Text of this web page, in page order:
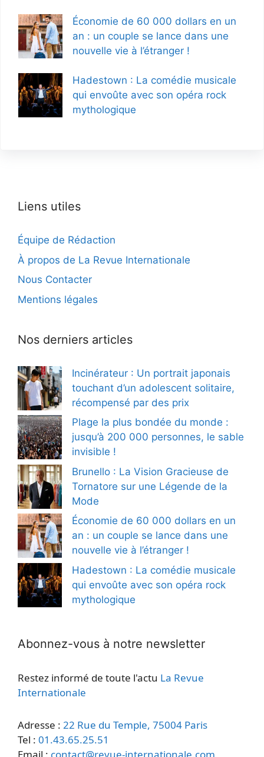
Économie de 60 000 dollars en un
an : un couple se lance dans une
nouvelle vie à l’étranger !
Hadestown : La comédie musicale
qui envoûte avec son opéra rock
mythologique
Liens utiles
Équipe de Rédaction
À propos de La Revue Internationale
Nous Contacter
Mentions légales
Nos derniers articles
Incinérateur : Un portrait japonais
touchant d’un adolescent solitaire,
récompensé par des prix
Plage la plus bondée du monde :
jusqu’à 200 000 personnes, le sable
invisible !
Brunello : La Vision Gracieuse de
Tornatore sur une Légende de la
Mode
Économie de 60 000 dollars en un
an : un couple se lance dans une
nouvelle vie à l’étranger !
Hadestown : La comédie musicale
qui envoûte avec son opéra rock
mythologique
Abonnez-vous à notre newsletter
Restez informé de toute l'actu La Revue
Internationale
Adresse : 22 Rue du Temple, 75004 Paris
Tel : 01.43.65.25.51
Email : contact@revue-internationale.com